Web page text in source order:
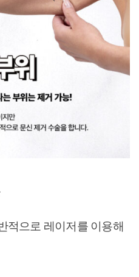
적으로 레이저를 이용해